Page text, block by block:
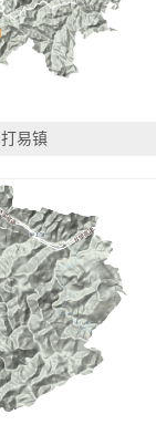
打易镇